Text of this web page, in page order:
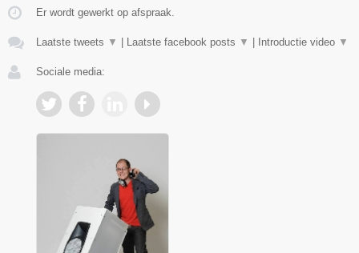
Er wordt gewerkt op afspraak.
Laatste tweets ▼ | Laatste facebook posts ▼ | Introductie video ▼
Sociale media: